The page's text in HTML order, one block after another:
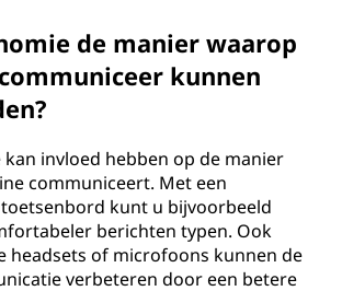
de manier waarop
kunnen
kan invloed hebben op de manier
communiceert. Met een
kunt u bijvoorbeeld
berichten typen. Ook
headsets of microfoons kunnen de
verbeteren door een betere